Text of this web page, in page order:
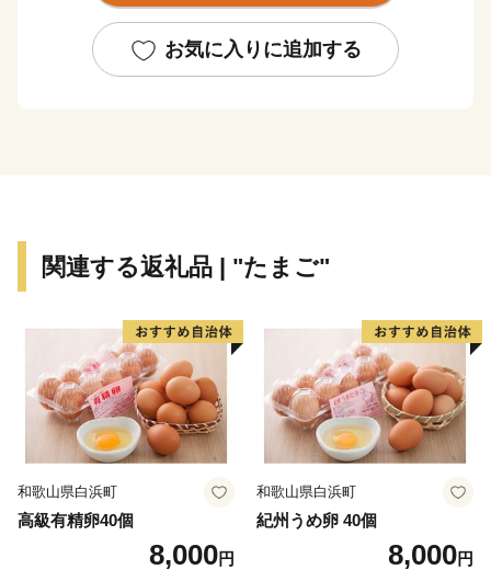
ご迷惑をおかけいたしますが、何卒ご理解のほどお願い
申し上げます。
次町・三刀屋町・吉田村・掛合町）が1つになって誕生
「雲南」という名前は、旧出雲国の南に位置することに
由来し、古くからこの地方の呼び名として親しまれてき
たことから名づけました。
は様々な地域課題に対し、前向きにチャレンジする人が
生まれ、少しずつ成果を生み出しています。
お気に入りに追加する
関連する返礼品 | "たまご"
和歌山県白浜町
高級有精卵40個
8,000円
和歌山県白浜町
紀州うめ卵 40個
8,000円